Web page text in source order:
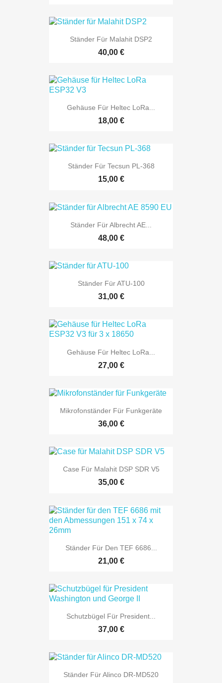
Ständer Für Malahit DSP2
40,00 €
Gehäuse Für Heltec LoRa...
18,00 €
Ständer Für Tecsun PL-368
15,00 €
Ständer Für Albrecht AE...
48,00 €
Ständer Für ATU-100
31,00 €
Gehäuse Für Heltec LoRa...
27,00 €
Mikrofonständer Für Funkgeräte
36,00 €
Case Für Malahit DSP SDR V5
35,00 €
Ständer Für Den TEF 6686...
21,00 €
Schutzbügel Für President...
37,00 €
Ständer Für Alinco DR-MD520